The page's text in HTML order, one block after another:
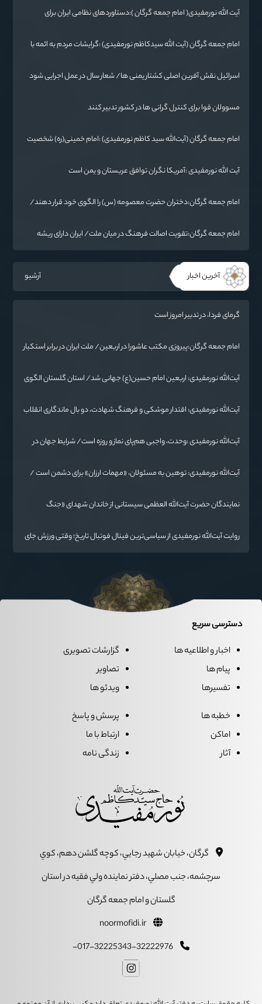
آیت الله نورمفیدی( امام جمعه گرگان ):دستاوردهای نظامی ایران برای
امام جمعه گرگان (آیت الله سیدکاظم نورمفیدی) :گرایشات مردم به ائمه با
اسرائیل نقش آفرین اصلی کشتار یمنی ها/ شعار سال در عمل اجرایی شود
مسوولان قوا برای کنترل گرانی ها در کشور تدبیر کنند
امام جمعه گرگان (آیت‌الله سید کاظم نورمفیدی) :امام خمینی(ره) شخصیت
آیت الله نورمفیدی :آمریکا نگران توافق عربستان و یمن است
امام جمعه گرگان:دختران حضرت معصومه (س) را الگوی خود قرار دهند/
امام جمعه گرگان:تقویت اصالت فرهنگ در میان ملت/ ایران دارای ریشه
آخرین اخبار آرشیو
گرمای فردا، در تدبیر امروز است
امام جمعه گرگان:پیروزی مکتب عاشورا در اربعین/ ملت ایران در برابر استکبار
آیت‌الله نورمفیدی: اربعین امام حسین(ع) جهانی شد/ استان گلستان الگوی
آیت‌الله نورمفیدی: اقتدار موشکی و فرهنگ شهادت، دو بال ماندگاری انقلاب
آیت‌الله نورمفیدی :وحدت، واجبی هم‌پای نماز و روزه است/ شرایط جهان در
آیت‌الله نورمفیدی: توهین به مسئولان، «مهمات ارزان» برای دشمن است /
نمایندگان حضرت آیت‌الله العظمی سیستانی از خاندان شهدای «جنگ
روایت آیت‌الله نورمفیدی از سیاسی‌ترین فینال فوتبال تاریخ؛ وقتی ورزش جای
دسترسی سریع
اخبار و اطلاعیه ها
پیام ها
تفسیرها
گزارشات تصویری
تصاویر
ویدئو ها
خطبه ها
اماکن
آثار
پرسش و پاسخ
ارتباط با ما
زندگی نامه
گرگان، خيابان شهيد رجايي، کوچه گلشن دهم، کوي
سرچشمه، جنب مصلي، دفتر نماينده ولي فقيه در استان
گلستان و امام جمعه گرگان